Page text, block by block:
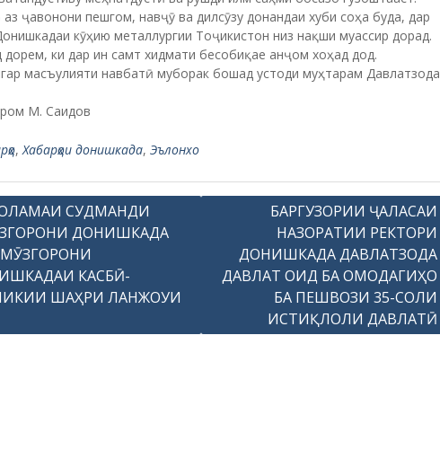
ҷавонони пешгом, навҷӯ ва дилсӯзу донандаи хуби соҳа буда, дар
кӯҳию металлургии Тоҷикистон низ нақши муассир дорад.
дорем, ки дар ин самт хидмати бесобиқае анҷом хоҳад дод.
масъулияти навбатӣ муборак бошад устоди муҳтарам Давлатзода
М. Саидов
,Хабарҳои донишкада, Эълонхо
СУДМАНДИ
ДОНИШКАДА
КАСБӢ-
ШАҲРИ ЛАНЖОУИ
БАРГУЗОРИИ ҶАЛАСАИ
НАЗОРАТИИ РЕКТОРИ
ДОНИШКАДА ДАВЛАТЗОДА
ДАВЛАТ ОИД БА ОМОДАГИҲО
БА ПЕШВОЗИ 35-СОЛИ
ИСТИҚЛОЛИ ДАВЛАТӢ